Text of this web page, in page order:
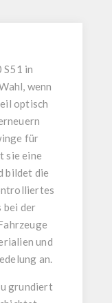
S51 in
wenn
optisch
für
sie eine
bildet die
bei der
und
an.
grundiert